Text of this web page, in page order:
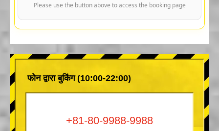
Please use the button above to access the booking page
फोन द्वारा बुकिंग (10:00-22:00)
+81-80-9988-9988